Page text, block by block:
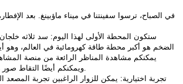
ويمكنكم أيضًا التقاط صور رائعة للطبيعة المحيطة.